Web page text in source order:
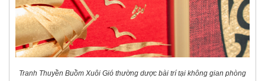
Tranh Thuyền Buồm Xuôi Gió thường dược bài trí tại không gian phòng